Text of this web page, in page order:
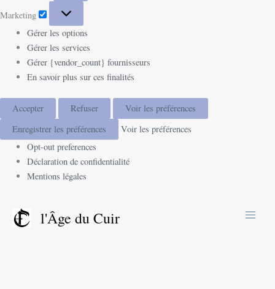
Marketing
Gérer les options
Gérer les services
Gérer {vendor_count} fournisseurs
En savoir plus sur ces finalités
Accepter Refuser
Voir les préférences
Enregistrer les préférences
Voir les préférences
Opt-out preferences
Déclaration de confidentialité
Mentions légales
l'Âge du Cuir
plus
récent